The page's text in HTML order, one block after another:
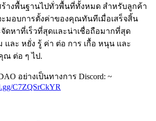
ร้างพื้นฐานไปทั่วพื้นที่ทั้งหมด สําหรับลูกค้า
ะมอบการตั้งค่าของคุณทันทีเมื่อเสร็จสิ้น
จัดหาที่เร็วที่สุดและน่าเชื่อถือมากที่สุด
และ หยั่ง รู้ ค่า ต่อ การ เกื้อ หนุน และ
ณ ต่อ ๆ ไป.
อย่างเป็นทางการ Discord: ~
C7ZQSrCkYR